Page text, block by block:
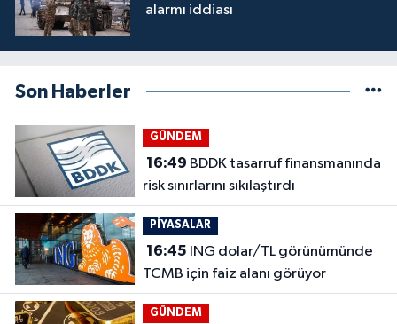
alarmı iddiası
Son Haberler
GÜNDEM
16:49
risk sınırlarını sıkılaştırdı
PİYASALAR
16:45
TCMB için faiz alanı görüyor
GÜNDEM